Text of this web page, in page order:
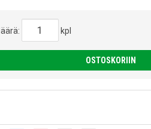
kpl
OSTOSKORIIN